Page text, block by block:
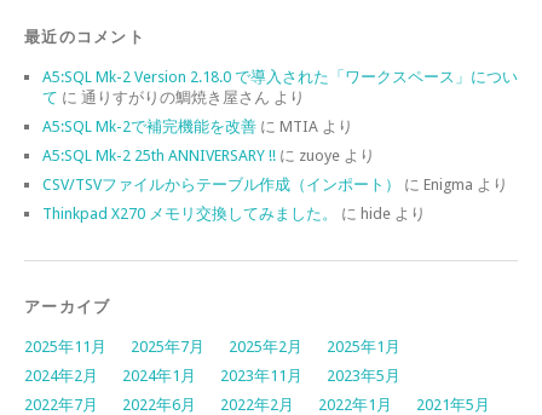
最近のコメント
A5:SQL Mk-2 Version 2.18.0 で導入された「ワークスペース」につい
て に 通りすがりの鯛焼き屋さん より
A5:SQL Mk-2で補完機能を改善 に MTIA より
A5:SQL Mk-2 25th ANNIVERSARY !! に zuoye より
CSV/TSVファイルからテーブル作成（インポート）
に Enigma より
Thinkpad X270 メモリ交換してみました。
に hide より
アーカイブ
2025年11月 2025年7月 2025年2月
2025年1月
2024年2月
2024年1月 2023年11月
2023年5月
2022年7月
2022年6月 2022年2月 2022年1月
2021年5月